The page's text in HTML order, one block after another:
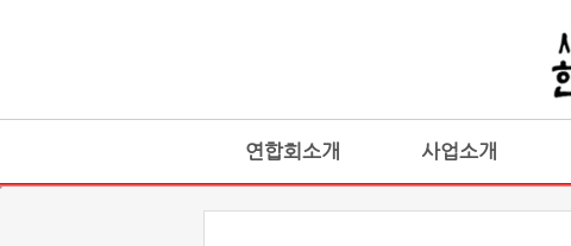
연합회소개 사업소개